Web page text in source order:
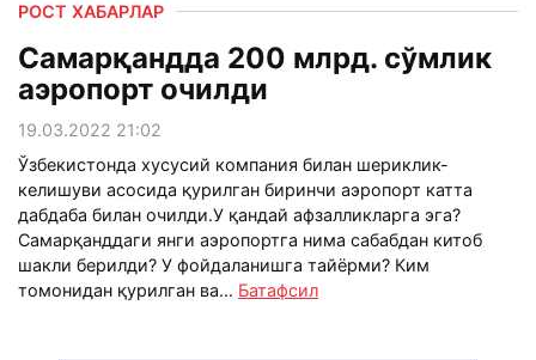
РОСТ ХАБАРЛАР
Самарқандда 200 млрд. сўмлик
аэропорт очилди
19.03.2022 21:02
Ўзбекистонда хусусий компания билан шериклик-
келишуви асосида қурилган биринчи аэропорт катта
дабдаба билан очилди.У қандай афзалликларга эга?
Самарқанддаги янги аэропортга нима сабабдан китоб
шакли берилди? У фойдаланишга тайёрми? Ким
томонидан қурилган ва... Батафсил